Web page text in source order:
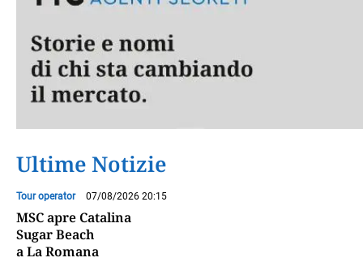
Ultime Notizie
Tour operator 07/08/2026 20:15
MSC apre Catalina
Sugar Beach
a La Romana